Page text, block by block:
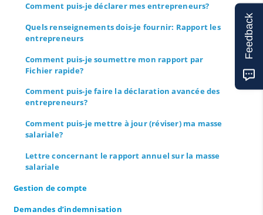
Comment puis-je déclarer mes entrepreneurs?
Quels renseignements dois-je fournir: Rapport les
entrepreneurs
Comment puis-je soumettre mon rapport par
Fichier rapide?
Comment puis-je faire la déclaration avancée des
entrepreneurs?
Comment puis-je mettre à jour (réviser) ma masse
salariale?
Lettre concernant le rapport annuel sur la masse
salariale
Gestion de compte
Demandes d’indemnisation
Feedback